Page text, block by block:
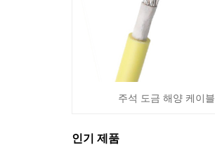
주석 도금 해양 케이블
인기 제품